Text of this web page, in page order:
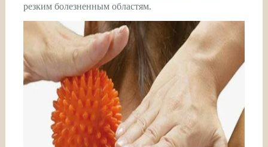
резким болезненным областям.